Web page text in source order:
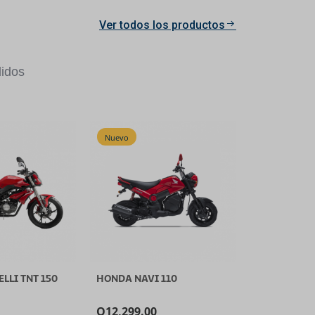
Ver todos los productos
TNT 150
Nuevo
HONDA NAVI 110
Q12,299.00